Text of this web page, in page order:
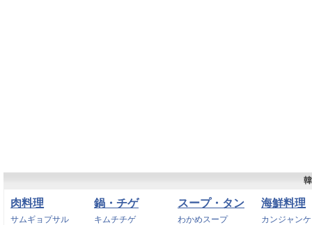
肉料理
サムギョプサル
鍋・チゲ
キムチチゲ
スープ・タン
わかめスープ
海鮮料理
カンジャン